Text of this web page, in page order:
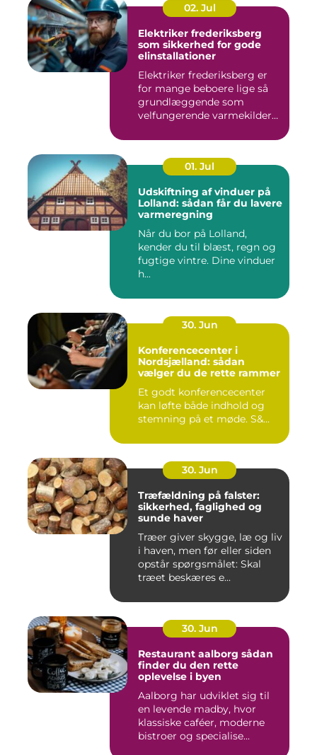
02. Jul
Elektriker frederiksberg
som sikkerhed for gode
elinstallationer
Elektriker frederiksberg er
for mange beboere lige så
grundlæggende som
velfungerende varmekilder
01. Jul
Udskiftning af vinduer på
Lolland: sådan får du lavere
varmeregning
Når du bor på Lolland,
kender du til blæst, regn og
fugtige vintre. Dine vinduer
h...
30. Jun
Konferencecenter i
Nordsjælland: sådan
vælger du de rette rammer
Et godt konferencecenter
kan løfte både indhold og
stemning på et møde. S&...
30. Jun
Træfældning på falster:
sikkerhed, faglighed og
sunde haver
Træer giver skygge, læ og liv
i haven, men før eller siden
opstår spørgsmålet: Skal
træet beskæres e...
30. Jun
Restaurant aalborg sådan
finder du den rette
oplevelse i byen
Aalborg har udviklet sig til
en levende madby, hvor
klassiske caféer, moderne
bistroer og specialise...